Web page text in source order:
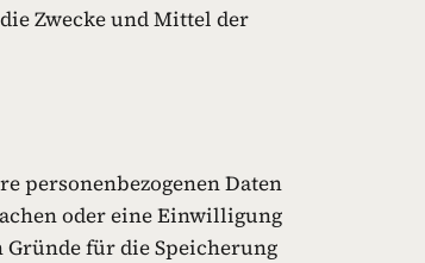
Zwecke und Mittel der
personenbezogenen Daten
oder eine Einwilligung
für die Speicherung